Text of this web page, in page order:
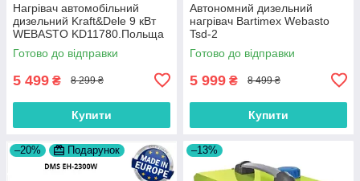
Нагрівач автомобільний
дизельний Kraft&Dele 9 кВт
WEBASTO KD11780.Польща
Готово до відправки
5 499 ₴ 8 299 ₴
Купити
Автономний дизельний
нагрівач Bartimex Webasto
Tsd-2
Готово до відправки
5 999 ₴ 8 499 ₴
Купити
–20% Подарунок –13%